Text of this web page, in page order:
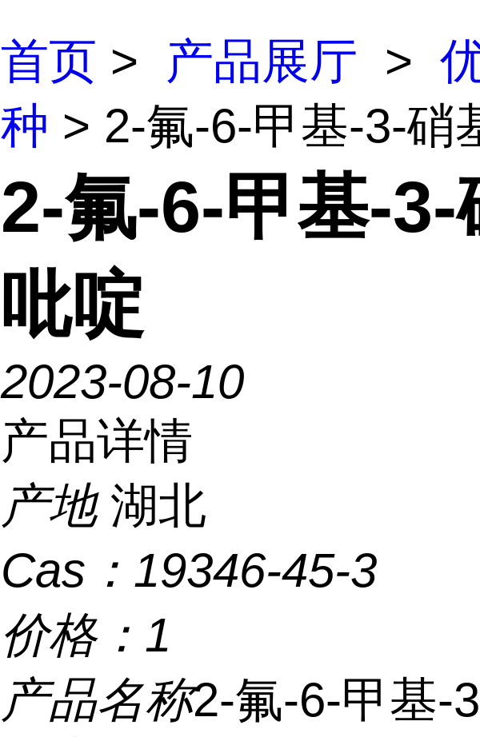
首页 > 产品展厅 >
种 > 2-氟-6-甲基-3-硝
2-氟-6-甲基-3-
吡啶
2023-08-10
产品详情
产地 湖北
Cas： 19346-45-3
价格： 1
产品名称2-氟-6-甲基-